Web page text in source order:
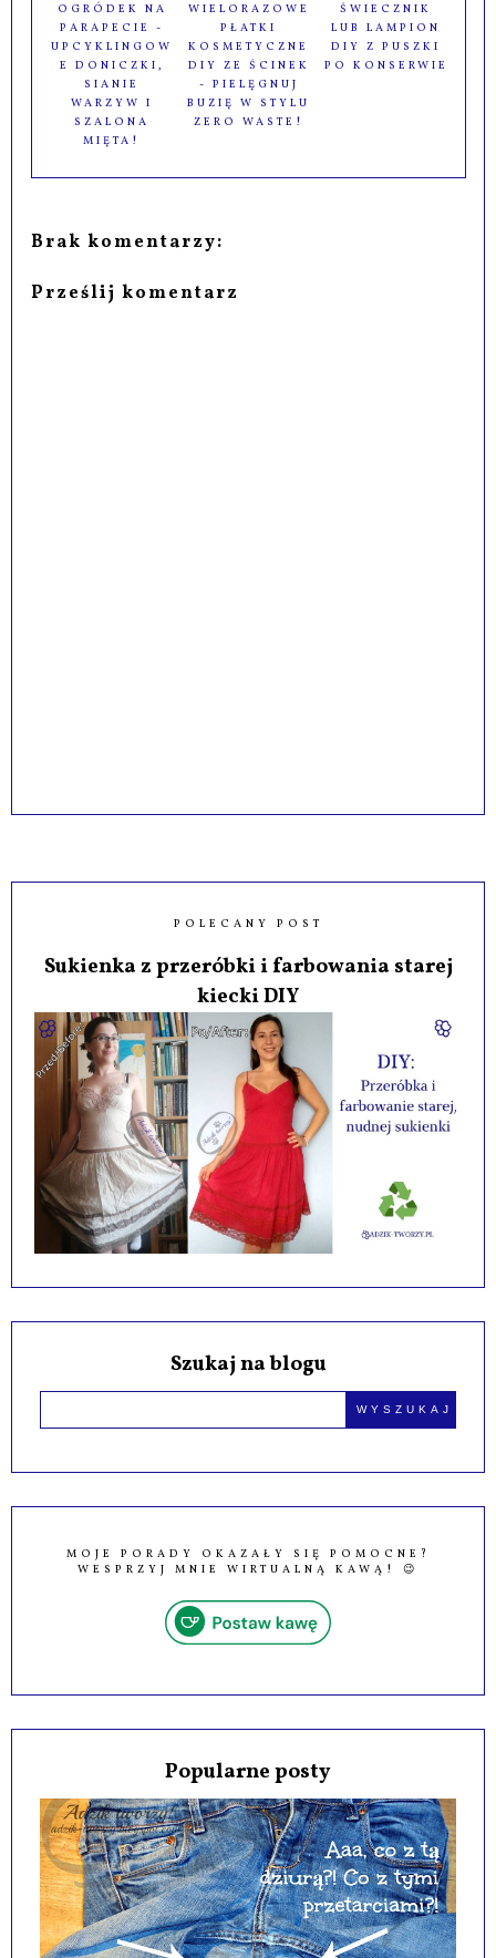
OGRÓDEK NA
PARAPECIE -
UPCYKLINGOW
E DONICZKI,
SIANIE
WARZYW I
SZALONA
MIĘTA!
WIELORAZOWE
PŁATKI
KOSMETYCZNE
DIY ZE ŚCINEK
- PIELĘGNUJ
BUZIĘ W STYLU
ZERO WASTE!
ŚWIECZNIK
LUB LAMPION
DIY Z PUSZKI
PO KONSERWIE
Brak komentarzy:
Prześlij komentarz
POLECANY POST
Sukienka z przeróbki i farbowania starej
kiecki DIY
Szukaj na blogu
MOJE PORADY OKAZAŁY SIĘ POMOCNE?
WESPRZYJ MNIE WIRTUALNĄ KAWĄ! 😉
Popularne posty